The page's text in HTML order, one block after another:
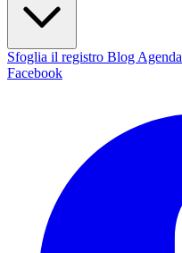
Sfoglia il registro Blog Agenda
Facebook